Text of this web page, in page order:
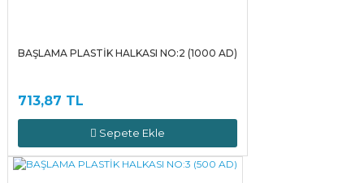
BAŞLAMA PLASTİK HALKASI NO:2 (1000 AD)
713,87 TL
Sepete Ekle